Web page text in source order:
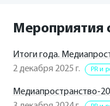
Мероприятия
Итоги года.
2 декабря 2025 г.
PR и
Медиапространство-